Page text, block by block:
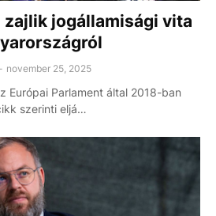
zajlik jogállamisági vita
- november 25, 2025
Európai Parlament által 2018-ban
szerinti eljá…